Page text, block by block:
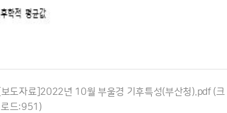
도자료]2022년 10월 부울경 기후특성(부산청).pdf (크
드:951)